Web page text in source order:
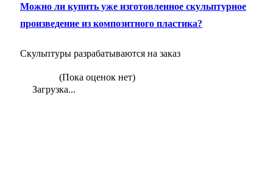
Можно ли купить уже изготовленное скульптурное
произведение из композитного пластика?
Скульптуры разрабатываются на заказ
(Пока оценок нет)
Загрузка...